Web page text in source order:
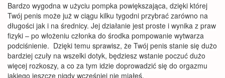
Bardzo wygodna w użyciu pompka powiększająca, dzięki której
Twój penis może już w ciągu kilku tygodni przybrać zarówno na
długości jak i na średnicy. Jej działanie jest proste i wynika z praw
fizyki – po włożeniu członka do środka pompowanie wytwarza
podciśnienie. Dzięki temu sprawisz, że Twój penis stanie się dużo
bardziej czuły na wszelki dotyk, będziesz wstanie poczuć dużo
więcej rozkoszy, a co za tym idzie doprowadzić się do orgazmu
jakiego jeszcze nigdy wcześniej nie miałeś.